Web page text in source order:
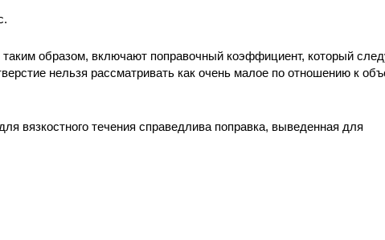
образом, включают поправочный коэффициент, который
нельзя рассматривать как очень малое по отношению к
вязкостного течения справедлива поправка, выведенная для